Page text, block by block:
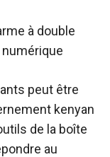
à double
peut être
kenyan
de la boîte
au